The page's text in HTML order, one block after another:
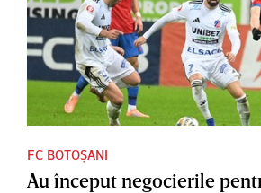
FC BOTOȘANI
Au început negocierile